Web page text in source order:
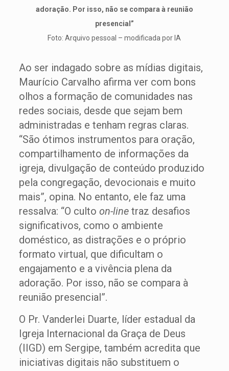
adoração. Por isso, não se compara à reunião
presencial”
Foto: Arquivo pessoal – modificada por IA
Ao ser indagado sobre as mídias digitais,
Maurício Carvalho afirma ver com bons
olhos a formação de comunidades nas
redes sociais, desde que sejam bem
administradas e tenham regras claras.
“São ótimos instrumentos para oração,
compartilhamento de informações da
igreja, divulgação de conteúdo produzido
pela congregação, devocionais e muito
mais”, opina. No entanto, ele faz uma
ressalva: “O culto on-linetraz desafios
significativos, como o ambiente
doméstico, as distrações e o próprio
formato virtual, que dificultam o
engajamento e a vivência plena da
adoração. Por isso, não se compara à
reunião presencial”.
O Pr. Vanderlei Duarte, líder estadual da
Igreja Internacional da Graça de Deus
(IIGD) em Sergipe, também acredita que
iniciativas digitais não substituem o